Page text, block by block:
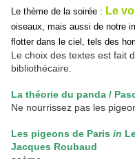
Le thème de la soirée : Le vol
oiseaux, mais aussi de notre
flotter dans le ciel, tels des
Le choix des textes est fait
bibliothécaire.
La théorie du panda /
Ne nourrissez pas les
Les pigeons de Paris in
Jacques Roubaud